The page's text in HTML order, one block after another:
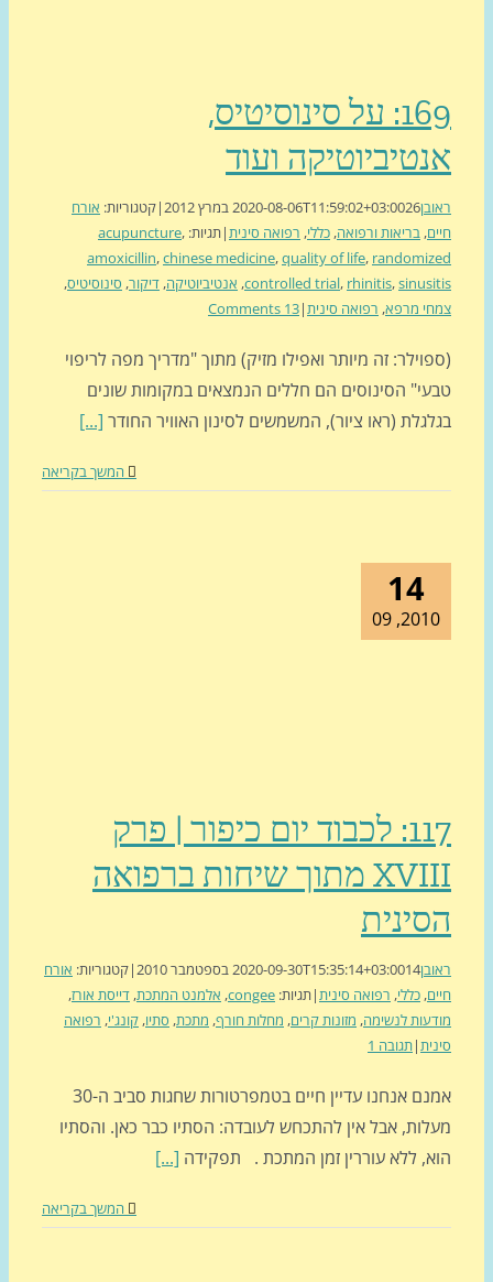
169: על סינוסיטיס,
ועוד
2020-08-06T11:59:02+03:00
|קטגוריות: אורח
בריאות ורפואה,כללי,רפואה סינית|תגיות: acupuncture,
amoxicillin,chinese medicine,quality of life,
controlled trial,rhinitis
,אנטיביוטיקה,דיקור,סינוסיטיס,
מרפא,רפואה סינית|
13 Comments
זה מיותר ואפילו מזיק) מתוך "מדריך מפה לריפוי
הסינוסים הם חללים הנמצאים במקומות שונים
(ראו ציור), המשמשים לסינון האוויר החודר[...]
המשך בקריאה
117: לכבוד יום כיפור | פרק
XVIII מתוך שיחות ברפואה
2020-09-30T15:35:14+03:00
|קטגוריות: אורח
רפואה סינית|תגיות:congee
,אלמנט המתכת,דייסת אורז
לנשימה,מזונות קרים,מחלות חורף,מתכת,סתיו,קונג'י ,רפואה
תגובה 1
אמנם אנחנו עדיין חיים בטמפרטורות שחגות סביב ה-30
אבל אין להתכחש לעובדה: הסתיו כבר כאן. והסתיו
ללא עוררין זמן המתכת . תפקידה [...]
המשך בקריאה